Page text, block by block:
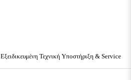
Εξειδικευμένη Τεχνική Υποστήριξη & Service